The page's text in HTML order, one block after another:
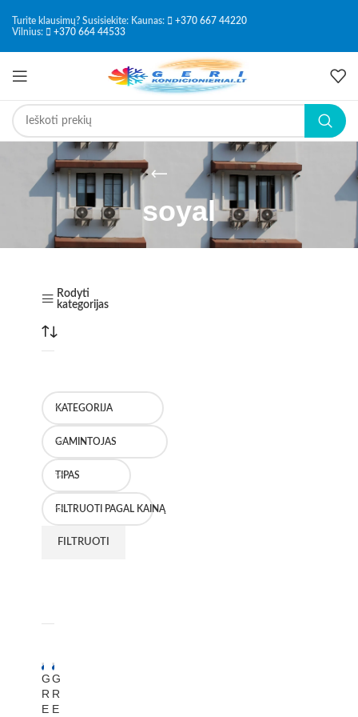
Turite klausimų? Susisiekite: Kaunas:
+370 667 44220
Vilnius:
+370 664 44533
soyal
Rodyti
kategorijas
KATEGORIJA
GAMINTOJAS
TIPAS
FILTRUOTI PAGAL KAINĄ
FILTRUOTI
G
R
E
G
R
E